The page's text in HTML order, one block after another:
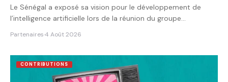
Le Sénégal a exposé sa vision pour le développement de
l’intelligence artificielle lors de la réunion du groupe…
Partenaires·4 Août 2026
CONTRIBUTIONS